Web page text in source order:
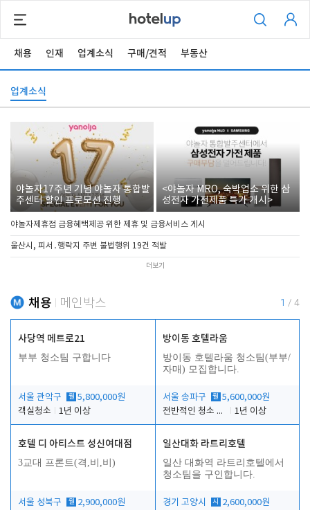
채용 인재 업계소식 구매/견적 부동산
업계소식
야놀자17주년 기념 야놀자 통합발
주센터 할인 프로모션 진행
<야놀자 MRO, 숙박업소 위한 삼
성전자 가전제품 특가 개시>
야놀자제휴점 금융혜택제공 위한 제휴 및 금융서비스 게시
울산시, 피서․행락지 주변 불법행위 19건 적발
더보기
채용 메인박스 1 / 4
사당역 메트로21
부부 청소팀 구합니다
서울 관악구 월 5,800,000원
객실청소
1년 이상
방이동 호텔라움
방이동 호텔라움 청소팀(부부/
자매) 모집합니다.
서울 송파구 월 5,600,000원
전반적인 청소 업무(객실청소.객실정리)
1년 이상
호텔 디 아티스트 성신여대점
3교대 프론트(격,비,비)
서울 성북구 월 2,900,000원
일산대화 라트리호텔
일산 대화역 라트리호텔에서
청소팀을 구인합니다.
경기 고양시 시
2,600,000원